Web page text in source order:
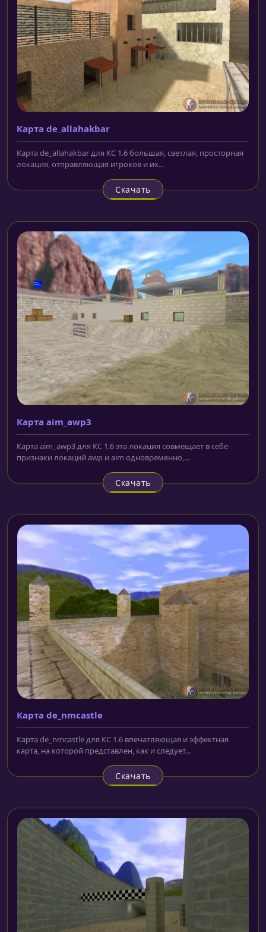
Карта de_allahakbar
Карта de_allahakbar для КС 1.6 большая, светлая, просторная
локация, отправляющая игроков и их...
Скачать
Карта aim_awp3
Карта aim_awp3 для КС 1.6 эта локация совмещает в себе
признаки локаций awp и aim одновременно,...
Скачать
Карта de_nmcastle
Карта de_nmcastle для КС 1.6 впечатляющая и эффектная
карта, на которой представлен, как и следует...
Скачать